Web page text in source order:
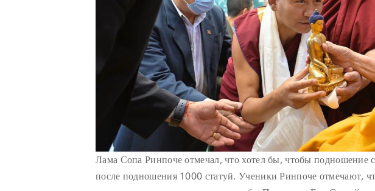
Лама Сопа Ринпоче отмечал, что хотел бы, чтобы подношение
после подношения 1000 статуй. Ученики Ринпоче отмечают,